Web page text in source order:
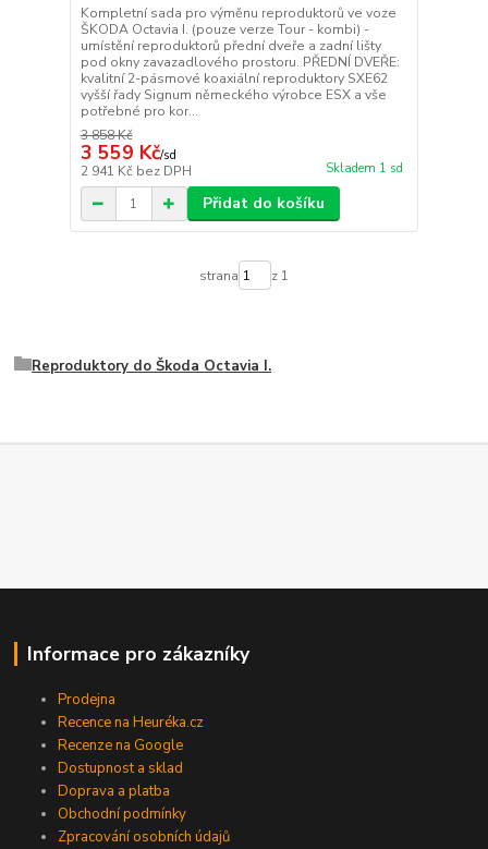
Kompletní sada pro výměnu reproduktorů ve voze
ŠKODA Octavia I. (pouze verze Tour - kombi) -
umístění reproduktorů přední dveře a zadní lišty
pod okny zavazadlového prostoru. PŘEDNÍ DVEŘE:
kvalitní 2-pásmové koaxiální reproduktory SXE62
vyšší řady Signum německého výrobce ESX a vše
potřebné pro kor...
3 858 Kč
3 559 Kč/sd
2 941 Kč bez DPH Skladem 1 sd
Přidat do košíku
strana z 1
Reproduktory do Škoda Octavia I.
Informace pro zákazníky
Prodejna
Recence na Heuréka.cz
Recenze na Google
Dostupnost a sklad
Doprava a platba
Obchodní podmínky
Zpracování osobních údajů